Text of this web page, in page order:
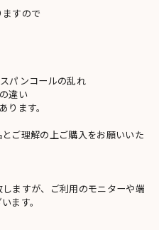
すので
パンコールの乱れ
違い
ります。
ご理解の上ご購入をお願いいた
ますが、ご利用のモニターや端
ます。